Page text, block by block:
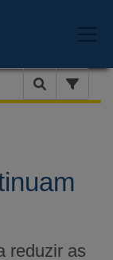
reduzir as